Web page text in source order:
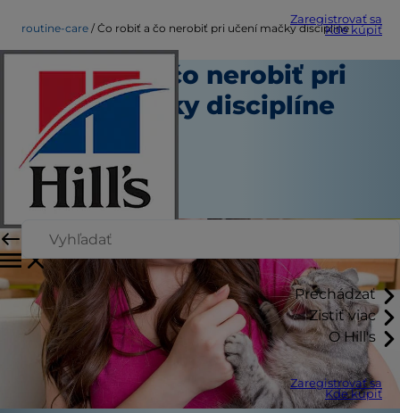
Zaregistrovať sa
Kde kúpiť
Prechádzať
Zistiť viac
O Hill's
Zaregistrovať sa
Kde kúpiť
routine-care Čo robiť a čo nerobiť pri učení mačky disciplíne
Čo robiť a čo nerobiť pri
učení mačky disciplíne
Bežná starostlivosť
Erin Ollila
|